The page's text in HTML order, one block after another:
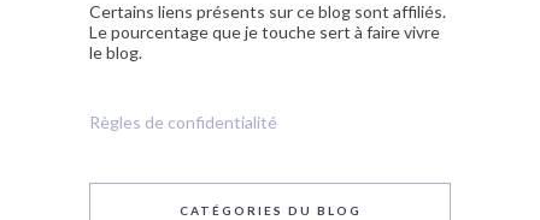
Certains liens présents sur ce blog sont affiliés.
Le pourcentage que je touche sert à faire vivre
le blog.
Règles de confidentialité
CATÉGORIES DU BLOG